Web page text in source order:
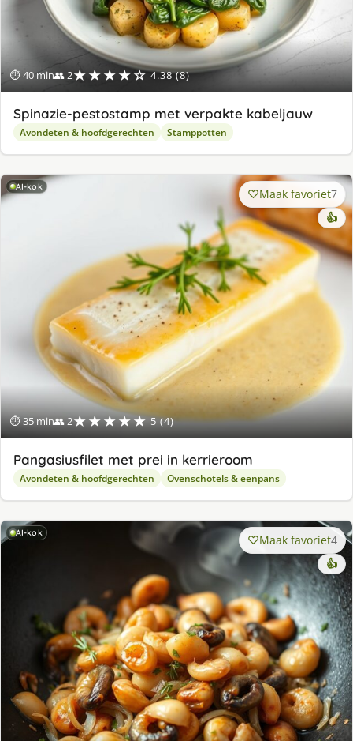
⏱ 40 min👥 2★★★★☆ 4.38 (8)
Spinazie-pestostamp met verpakte kabeljauw
Avondeten & hoofdgerechten Stamppotten
AI-kok
⏱ 35 min👥 2★★★★★ 5 (4)
Maak favoriet7
👍
Pangasiusfilet met prei in kerrieroom
Avondeten & hoofdgerechten Ovenschotels & eenpans
AI-kok Maak favoriet4
👍